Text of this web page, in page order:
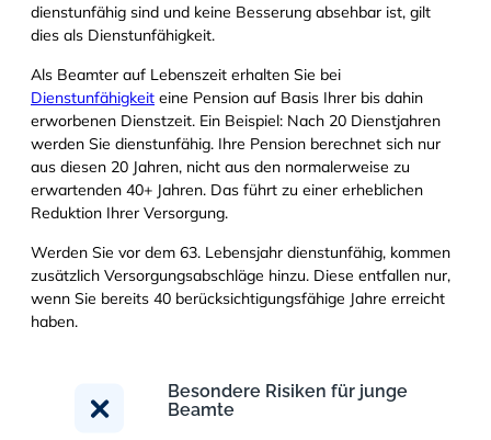
dienstunfähig sind und keine Besserung absehbar ist, gilt
dies als Dienstunfähigkeit.
Als Beamter auf Lebenszeit erhalten Sie bei
Dienstunfähigkeit eine Pension auf Basis Ihrer bis dahin
erworbenen Dienstzeit. Ein Beispiel: Nach 20 Dienstjahren
werden Sie dienstunfähig. Ihre Pension berechnet sich nur
aus diesen 20 Jahren, nicht aus den normalerweise zu
erwartenden 40+ Jahren. Das führt zu einer erheblichen
Reduktion Ihrer Versorgung.
Werden Sie vor dem 63. Lebensjahr dienstunfähig, kommen
zusätzlich Versorgungsabschläge hinzu. Diese entfallen nur,
wenn Sie bereits 40 berücksichtigungsfähige Jahre erreicht
haben.
Besondere Risiken für junge
Beamte